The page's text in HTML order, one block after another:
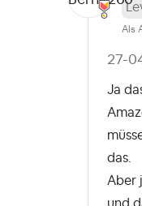
Als
‎27-
Ja
das.
Aber